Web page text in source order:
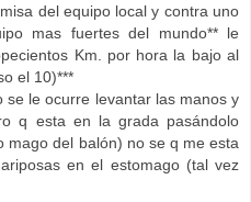
del equipo local y contra uno
mas fuertes del mundo** le
Km. por hora la bajo al
el 10)***
se le ocurre levantar las manos y
q esta en la grada pasándolo
mago del balón) no se q me esta
en el estomago (tal vez